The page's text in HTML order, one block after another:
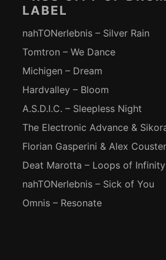
LABEL
nahTONerlebnis – Silver Rain
Tomtron – We Dance
Michigen – Dream
Hardvalley – Bloom
A.S.D.I.C. – Sleepless Night
The Electronic Advance &
Florian Gasperini & Alex
Deat Marotta – Loops of Infinity
nahTONerlebnis – Sick of You
Omnis – Resonate